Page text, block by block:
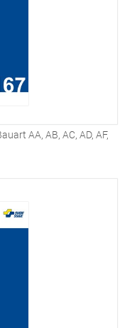
AA, AB, AC, AD, AF,